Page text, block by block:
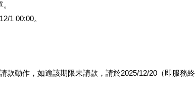
1 00:00。
動作，如逾該期限未請款，請於2025/12/20（即服務終